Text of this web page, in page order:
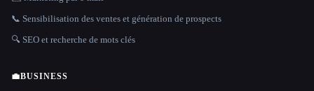
📞 Sensibilisation des ventes et génération de prospects
🔍 SEO et recherche de mots clés
💼BUSINESS